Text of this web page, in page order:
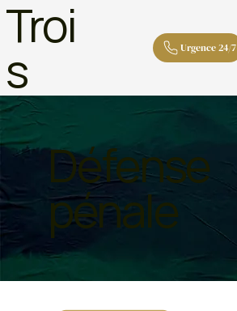
Troi
s Urgence 24/7
Défense
pénale